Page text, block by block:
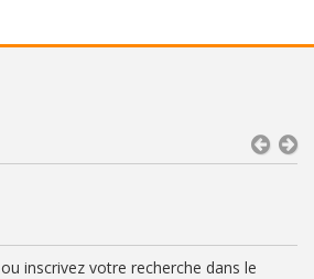
ou inscrivez votre recherche dans le